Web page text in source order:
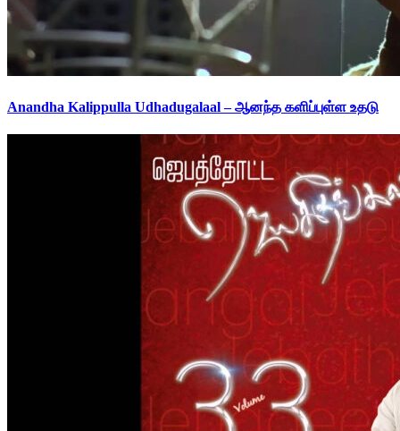
Anandha Kalippulla Udhadugalaal – ஆனந்த களிப்புள்ள உதடு